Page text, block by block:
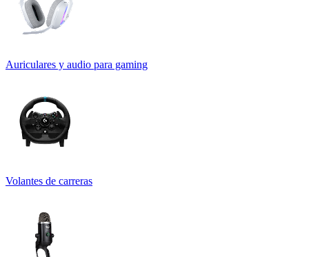
Auriculares y audio para gaming
Volantes de carreras